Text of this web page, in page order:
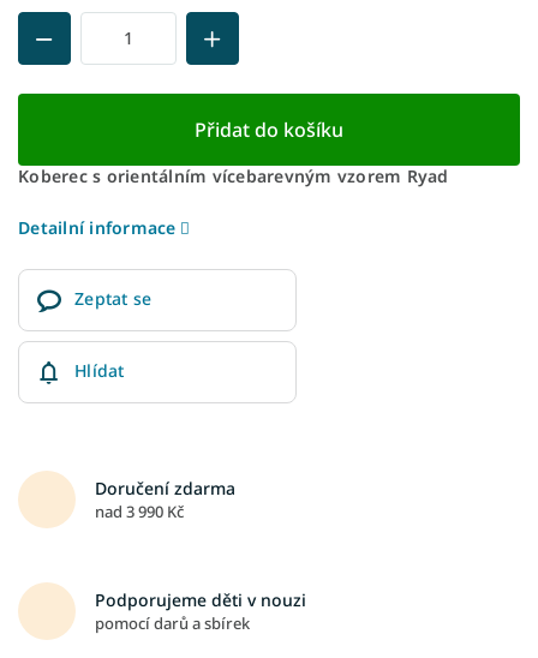
Přidat do košíku
Koberec s orientálním vícebarevným vzorem Ryad
Detailní informace
Zeptat se
Hlídat
Doručení zdarma
nad 3 990 Kč
Podporujeme děti v nouzi
pomocí darů a sbírek